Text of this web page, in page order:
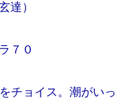
達）
７０
チョイス。潮がいっ